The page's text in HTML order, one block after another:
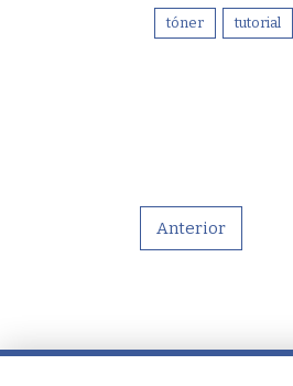
tóner tutorial
Anterior